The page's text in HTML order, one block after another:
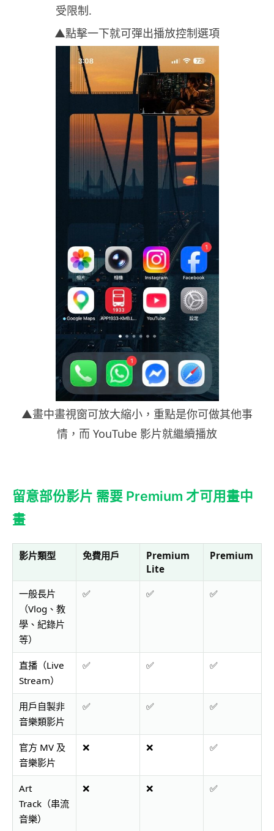
▲點擊一下就可彈出播放控制選項
▲畫中畫視窗可放大縮小，重點是你可做其他事
情，而 YouTube 影片就繼續播放
留意部份影片 需要 Premium 才可用畫中
畫
影片類型 免費用戶
Premium
Lite
Premium
一般長片
（Vlog、教
學、紀錄片
等）
✅ ✅ ✅
直播（Live
Stream）
✅ ✅ ✅
用戶自製非
音樂類影片
✅ ✅ ✅
官方 MV 及
音樂影片
❌ ❌ ✅
Art
Track（串流
音樂）
❌ ❌ ✅